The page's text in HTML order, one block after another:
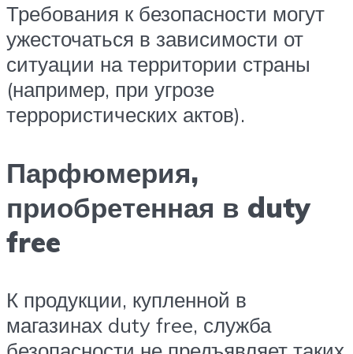
Требования к безопасности могут
ужесточаться в зависимости от
ситуации на территории страны
(например, при угрозе
террористических актов).
Парфюмерия,
приобретенная в duty
free
К продукции, купленной в
магазинах duty free, служба